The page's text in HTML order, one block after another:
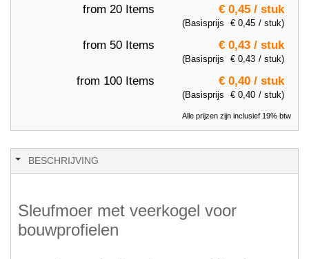
from 20 Items € 0,45 / stuk
(Basisprijs € 0,45 / stuk)
from 50 Items € 0,43 / stuk
(Basisprijs € 0,43 / stuk)
from 100 Items € 0,40 / stuk
(Basisprijs € 0,40 / stuk)
Alle prijzen zijn inclusief 19% btw
BESCHRIJVING
Sleufmoer met veerkogel voor
bouwprofielen